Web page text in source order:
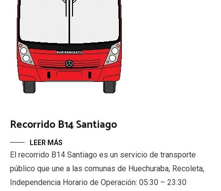
Recorrido B14 Santiago
LEER MÁS
El recorrido B14 Santiago es un servicio de transporte
público que une a las comunas de Huechuraba, Recoleta,
Independencia Horario de Operación: 05:30 – 23:30